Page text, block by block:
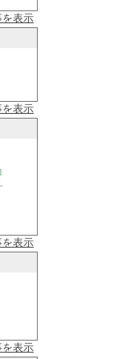
を表示
を表示
を表示
を表示